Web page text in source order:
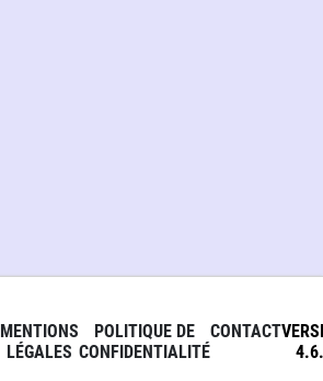
MENTIONS
LÉGALES
POLITIQUE DE
CONFIDENTIALITÉ
CONTACT